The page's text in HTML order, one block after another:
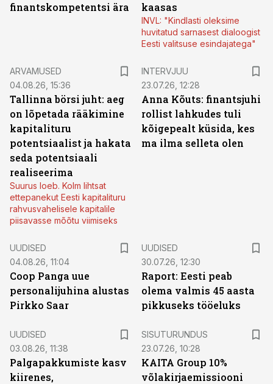
finantskompetentsi ära
kaasas
INVL: "Kindlasti oleksime
huvitatud sarnasest dialoogist
Eesti valitsuse esindajatega"
ARVAMUSED
04.08.26, 15:36
Tallinna börsi juht: aeg
on lõpetada rääkimine
kapitalituru
potentsiaalist ja hakata
seda potentsiaali
realiseerima
Suurus loeb. Kolm lihtsat
ettepanekut Eesti kapitalituru
rahvusvahelisele kapitalile
piisavasse mõõtu viimiseks
INTERVJUU
23.07.26, 12:28
Anna Kõuts: finantsjuhi
rollist lahkudes tuli
kõigepealt küsida, kes
ma ilma selleta olen
UUDISED
04.08.26, 11:04
Coop Panga uue
personalijuhina alustas
Pirkko Saar
UUDISED
30.07.26, 12:30
Raport: Eesti peab
olema valmis 45 aasta
pikkuseks tööeluks
UUDISED
03.08.26, 11:38
Palgapakkumiste kasv
kiirenes,
SISUTURUNDUS
23.07.26, 10:28
KAITA Group 10%
võlakirjaemissiooni